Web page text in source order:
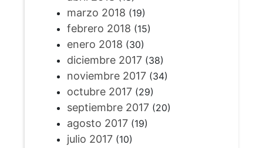
marzo 2018 (19)
febrero 2018 (15)
enero 2018 (30)
diciembre 2017(38)
noviembre 2017(34)
octubre 2017(29)
septiembre 2017(20)
agosto 2017(19)
julio 2017(10)